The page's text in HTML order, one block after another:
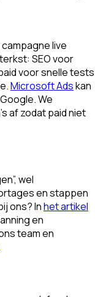
live
SEO voor
voor snelle tests
Microsoft Adskan
We
af zodat paid niet
wel
en stappen
ons? Inhet artikel
en
team en